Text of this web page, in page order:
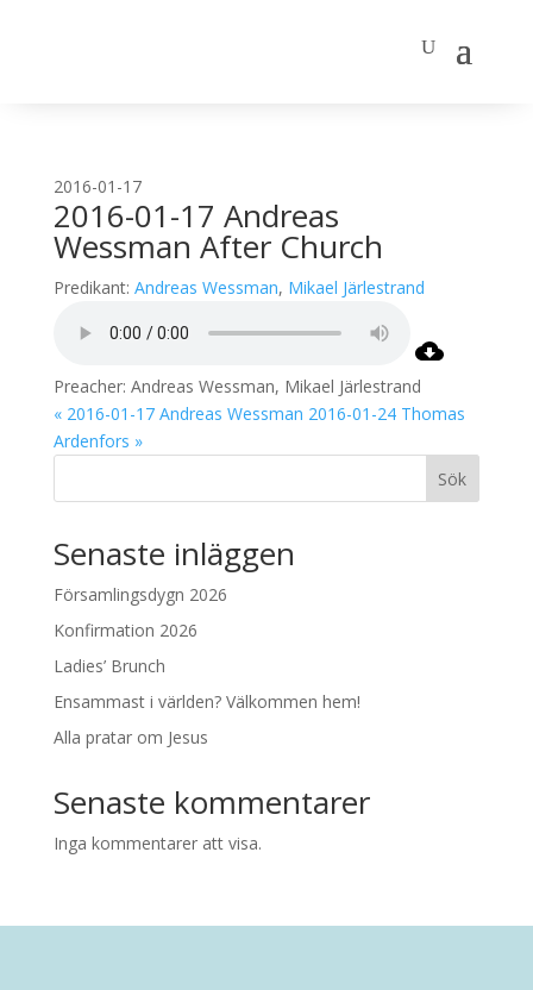
2016-01-17
2016-01-17 Andreas
Wessman After Church
Predikant: Andreas Wessman, Mikael Järlestrand
Preacher: Andreas Wessman, Mikael Järlestrand
« 2016-01-17 Andreas Wessman 2016-01-24 Thomas
Ardenfors »
Sök
Senaste inläggen
Församlingsdygn 2026
Konfirmation 2026
Ladies’ Brunch
Ensammast i världen? Välkommen hem!
Alla pratar om Jesus
Senaste kommentarer
Inga kommentarer att visa.